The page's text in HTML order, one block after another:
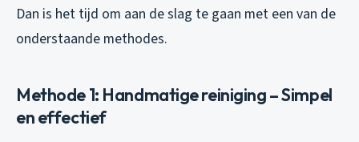
Dan is het tijd om aan de slag te gaan met een van de
onderstaande methodes.
Methode 1: Handmatige reiniging – Simpel
en effectief